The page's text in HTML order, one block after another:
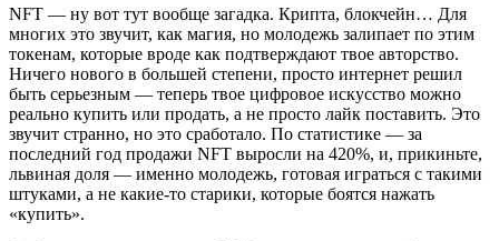
NFT — ну вот тут вообще загадка. Крипта, блокчейн… Для
многих это звучит, как магия, но молодежь залипает по этим
токенам, которые вроде как подтверждают твое авторство.
Ничего нового в большей степени, просто интернет решил
быть серьезным — теперь твое цифровое искусство можно
реально купить или продать, а не просто лайк поставить. Это
звучит странно, но это сработало. По статистике — за
последний год продажи NFT выросли на 420%, и, прикиньте,
львиная доля — именно молодежь, готовая играться с такими
штуками, а не какие-то старики, которые боятся нажать
«купить».